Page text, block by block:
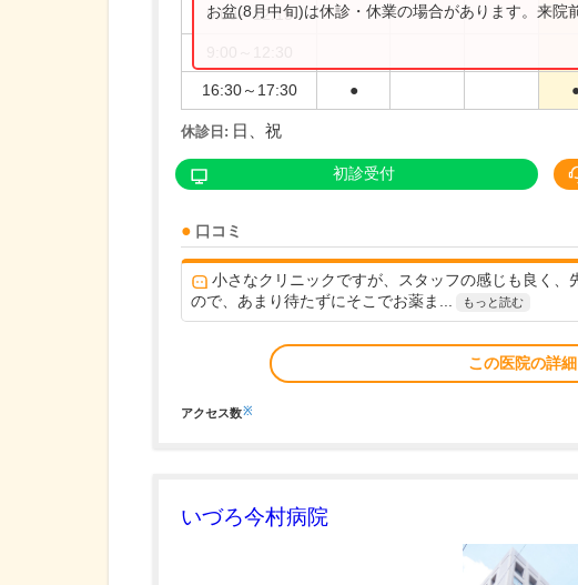
9:00～12:15
16:30～17:30 ●
お盆(8月中旬)は休診・休業の場合があります。来院
休診日: 日、祝
初診受付
口コミ
小さなクリニックですが、スタッフの感じも良く
ので、あまり待たずにそこでお薬ま...
もっと読む
この医院の詳
アクセス数※
いづろ今村病院